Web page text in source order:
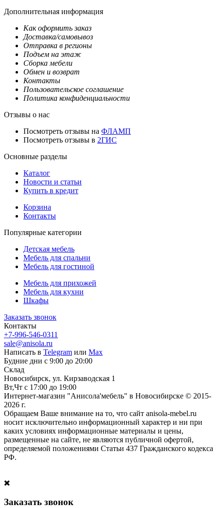
Дополнительная информация
Как оформить заказ
Доставка/самовывоз
Отправка в регионы
Подъем на этаж
Сборка мебели
Обмен и возврат
Контакты
Пользовательское соглашение
Политика конфиденциальности
Отзывы о нас
Посмотреть отзывы на ФЛАМП
Посмотреть отзывы в 2ГИС
Основные разделы
Каталог
Новости и статьи
Купить в кредит
Корзина
Контакты
Популярные категории
Детская мебель
Мебель для спальни
Мебель для гостиной
Мебель для прихожей
Мебель для кухни
Шкафы
Заказать звонок
Контакты
+7-996-546-0311
sale@anisola.ru
Написать в Telegram или Max
Будние дни с 9:00 до 20:00
Склад
Новосибирск, ул. Кирзаводская 1
Вт,Чт с 17:00 до 19:00
Интернет-магазин "Анисола'мебель" в Новосибирске © 2015-
2026 г.
Обращаем Ваше внимание на то, что сайт anisola-mebel.ru
носит исключительно информационный характер и ни при
каких условиях информационные материалы и цены,
размещенные на сайте, не являются публичной офертой,
определяемой положениями Статьи 437 Гражданского кодекса
РФ.
Заказать звонок